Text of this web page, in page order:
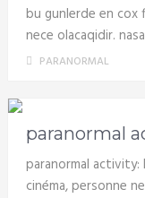
bu gunlerde en cox
nece olacaqidir.
PARANORMAL
paranormal
paranormal
cinéma, personne